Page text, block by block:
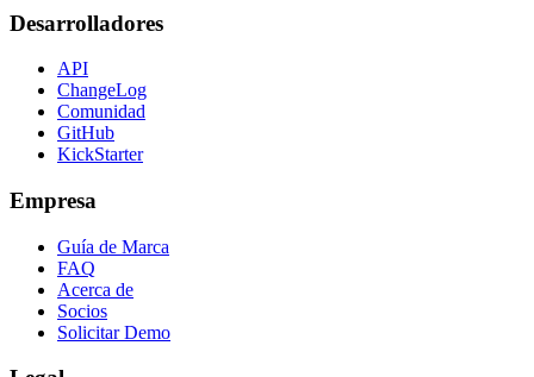
Desarrolladores
API
ChangeLog
Comunidad
GitHub
KickStarter
Empresa
Guía de Marca
FAQ
Acerca de
Socios
Solicitar Demo